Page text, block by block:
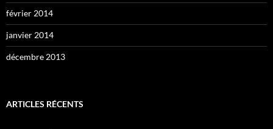
février 2014
janvier 2014
décembre 2013
ARTICLES RÉCENTS